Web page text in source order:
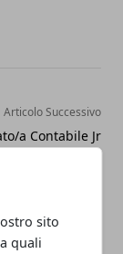
sito
quali
Articolo Successivo
a Contabile Jr